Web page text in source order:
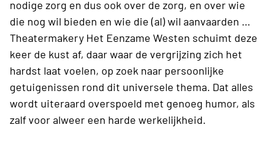
nodige zorg en dus ook over de zorg, en over wie
die nog wil bieden en wie die (al) wil aanvaarden …
Theatermakery Het Eenzame Westen schuimt deze
keer de kust af, daar waar de vergrijzing zich het
hardst laat voelen, op zoek naar persoonlijke
getuigenissen rond dit universele thema. Dat alles
wordt uiteraard overspoeld met genoeg humor, als
zalf voor alweer een harde werkelijkheid.